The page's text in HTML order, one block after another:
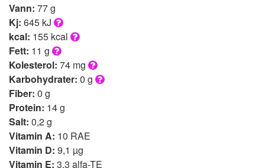
Vann: 77 g
Kj: 645 kJ
kcal: 155 kcal
Fett: 11 g
Kolesterol: 74 mg
Karbohydrater: 0 g
Fiber: 0 g
Protein: 14 g
Salt: 0,2 g
Vitamin A: 10 RAE
Vitamin D: 9,1 µg
Vitamin E: 3,3 alfa-TE